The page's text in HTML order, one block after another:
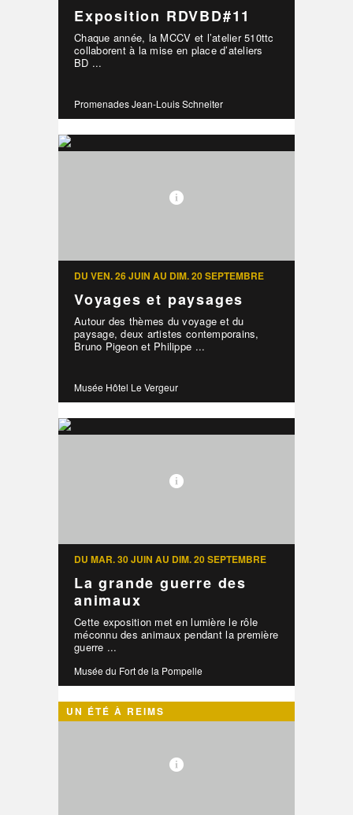
Exposition RDVBD#11
Chaque année, la MCCV et l’atelier 510ttc
collaborent à la mise en place d’ateliers
BD ...
Promenades Jean-Louis Schneiter
DU VEN. 26 JUIN AU DIM. 20 SEPTEMBRE
Voyages et paysages
Autour des thèmes du voyage et du
paysage, deux artistes contemporains,
Bruno Pigeon et Philippe ...
Musée Hôtel Le Vergeur
DU MAR. 30 JUIN AU DIM. 20 SEPTEMBRE
La grande guerre des
animaux
Cette exposition met en lumière le rôle
méconnu des animaux pendant la première
guerre ...
Musée du Fort de la Pompelle
UN ÉTÉ À REIMS